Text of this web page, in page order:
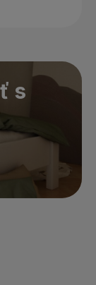
s